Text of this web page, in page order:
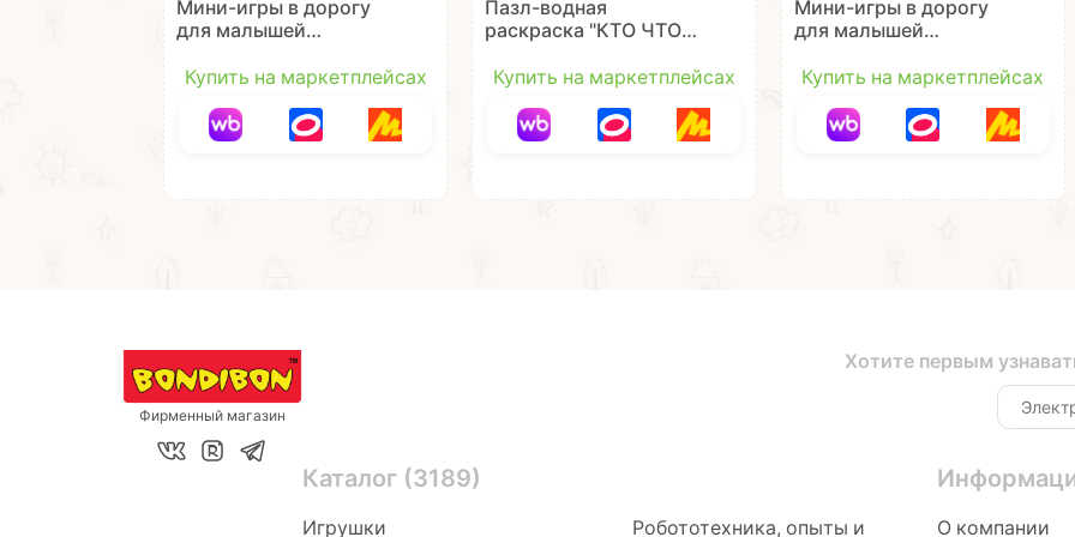
Мини-игры в дорогу
для малышей
РАСКРАСКИ" 2,
кистью Bondibon
Купить на маркетплейсах
Пазл-водная
раскраска "КТО ЧТО
многоразовых
Bondibon
Купить на маркетплейсах
Мини-игры в дорогу
для малышей
" 1, многоразовые с
Купить на маркетплейсах
Фирменный магазин
Хотите первым
Каталог (3189)
Игрушки Робототехника, опыты и О компании